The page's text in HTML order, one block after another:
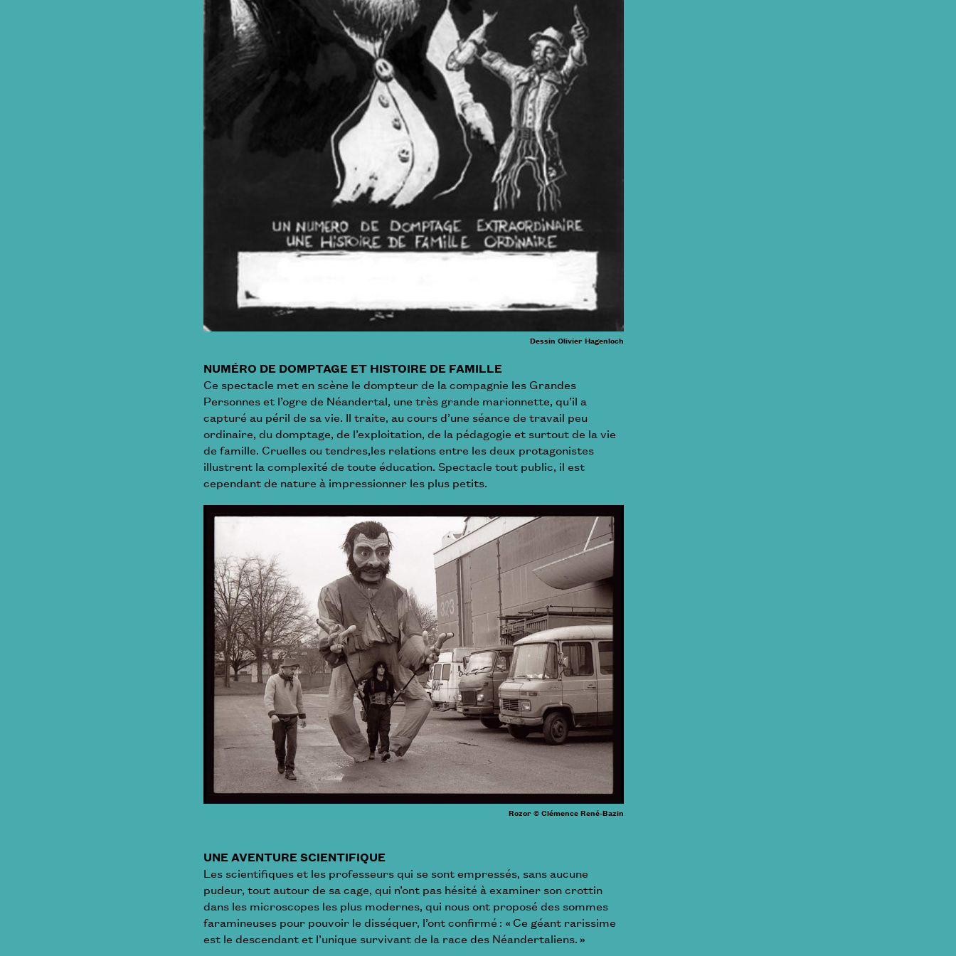
Dessin Olivier Hagenloch
NUMÉRO DE DOMPTAGE ET HISTOIRE DE FAMILLE
Ce spectacle met en scène le dompteur de la compagnie les Grandes
Personnes et l’ogre de Néandertal, une très grande marionnette, qu’il a
capturé au péril de sa vie. Il traite, au cours d’une séance de travail peu
ordinaire, du domptage, de l’exploitation, de la pédagogie et surtout de la vie
de famille. Cruelles ou tendres,les relations entre les deux protagonistes
illustrent la complexité de toute éducation. Spectacle tout public, il est
cependant de nature à impressionner les plus petits.
Rozor © Clémence René-Bazin
UNE AVENTURE SCIENTIFIQUE
Les scientifiques et les professeurs qui se sont empressés, sans aucune
pudeur, tout autour de sa cage, qui n’ont pas hésité à examiner son crottin
dans les microscopes les plus modernes, qui nous ont proposé des sommes
faramineuses pour pouvoir le disséquer, l’ont confirmé : « Ce géant rarissime
est le descendant et l’unique survivant de la race des Néandertaliens. »